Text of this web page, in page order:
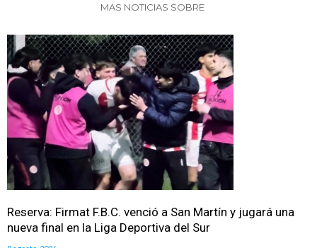
MAS NOTICIAS SOBRE
Reserva: Firmat F.B.C. venció a San Martín y jugará una
nueva final en la Liga Deportiva del Sur